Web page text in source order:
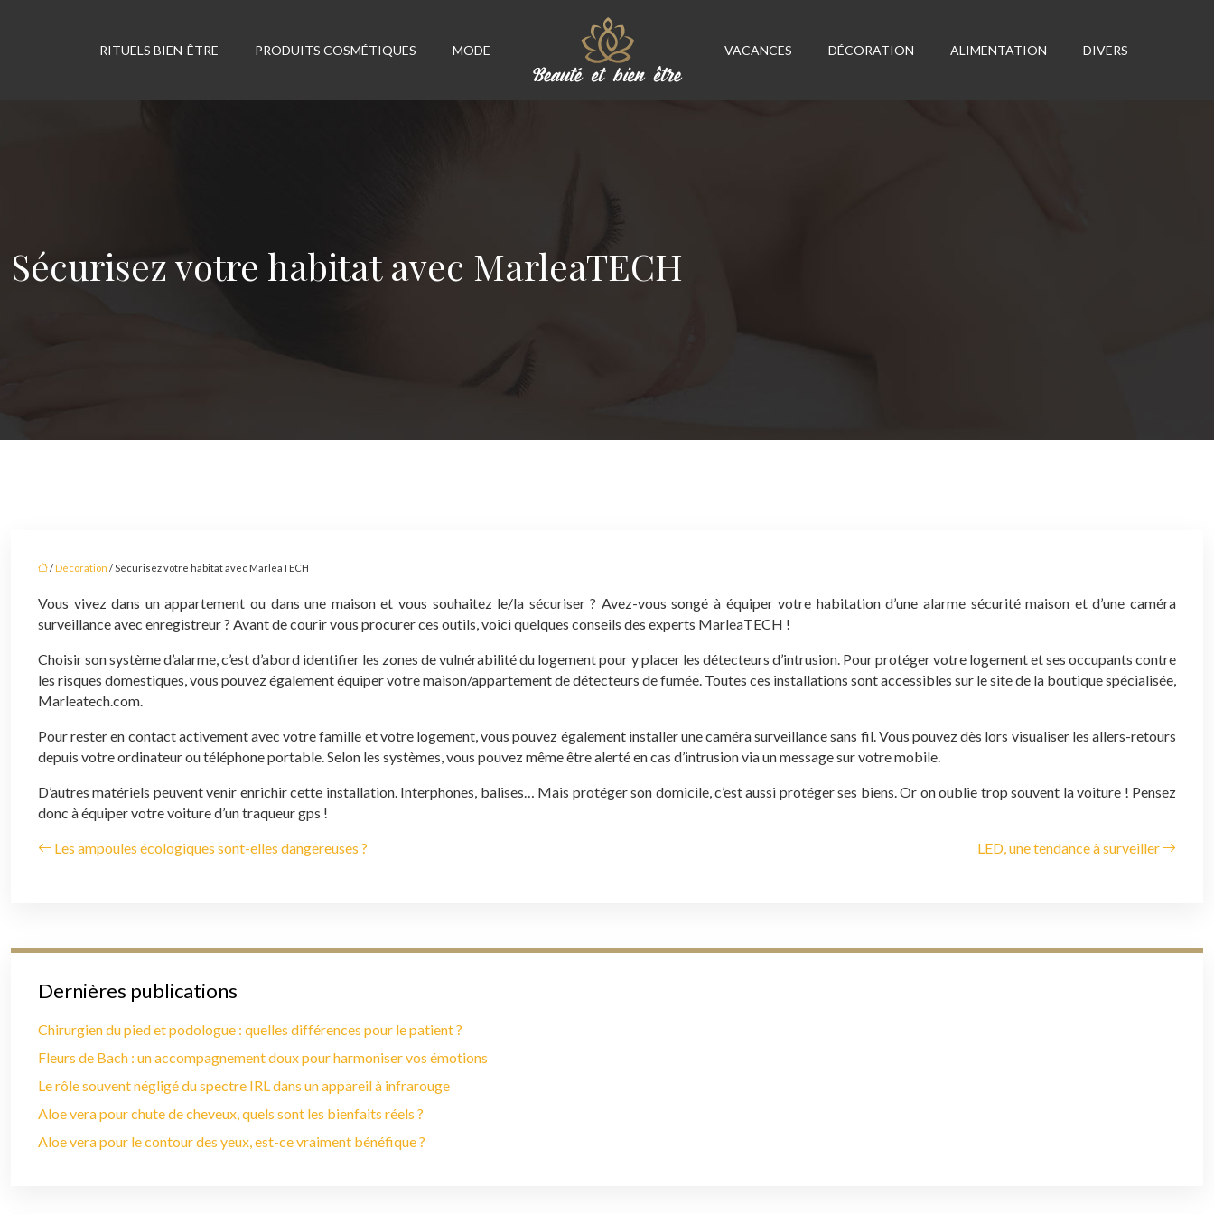
MODE
PRODUITS COSMÉTIQUES
RITUELS BIEN-ÊTRE VACANCES DÉCORATION ALIMENTATION DIVERS
Sécurisez votre habitat avec MarleaTECH
/ Décoration / Sécurisez votre habitat avec MarleaTECH
Vous vivez dans un appartement ou dans une maison et vous souhaitez le/la sécuriser ? Avez-vous songé à équiper votre habitation d’une alarme sécurité maison et d’une caméra
surveillance avec enregistreur ? Avant de courir vous procurer ces outils, voici quelques conseils des experts MarleaTECH !
Choisir son système d’alarme, c’est d’abord identifier les zones de vulnérabilité du logement pour y placer les détecteurs d’intrusion. Pour protéger votre logement et ses occupants contre
les risques domestiques, vous pouvez également équiper votre maison/appartement de détecteurs de fumée. Toutes ces installations sont accessibles sur le site de la boutique spécialisée,
Marleatech.com.
Pour rester en contact activement avec votre famille et votre logement, vous pouvez également installer une caméra surveillance sans fil. Vous pouvez dès lors visualiser les allers-retours
depuis votre ordinateur ou téléphone portable. Selon les systèmes, vous pouvez même être alerté en cas d’intrusion via un message sur votre mobile.
D’autres matériels peuvent venir enrichir cette installation. Interphones, balises… Mais protéger son domicile, c’est aussi protéger ses biens. Or on oublie trop souvent la voiture ! Pensez
donc à équiper votre voiture d’un traqueur gps !
Les ampoules écologiques sont-elles dangereuses ? LED, une tendance à surveiller
Dernières publications
Chirurgien du pied et podologue : quelles différences pour le patient ?
Fleurs de Bach : un accompagnement doux pour harmoniser vos émotions
Le rôle souvent négligé du spectre IRL dans un appareil à infrarouge
Aloe vera pour chute de cheveux, quels sont les bienfaits réels ?
Aloe vera pour le contour des yeux, est-ce vraiment bénéfique ?